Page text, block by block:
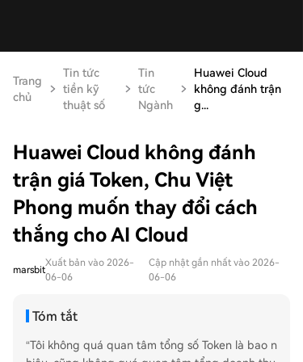
Trang
chủ
Tin tức
tiền kỹ
thuật số
Tin
tức
Ngành
Huawei Cloud
không đánh trận
g...
Huawei Cloud không đánh
trận giá Token, Chu Việt
Phong muốn thay đổi cách
thắng cho AI Cloud
marsbit
Xuất bản vào 2026-
06-06
Cập nhật gần nhất vào 2026-
06-06
Tóm tắt
“Tôi không quá quan tâm tổng số Token là bao n